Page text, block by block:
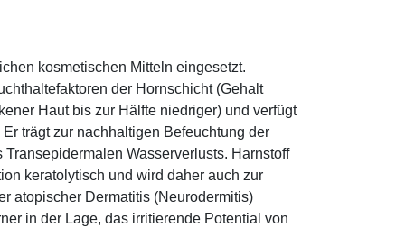
kosmetischen Mitteln eingesetzt.
der Hornschicht (Gehalt
Haut bis zur Hälfte niedriger) und verfügt
trägt zur nachhaltigen Befeuchtung der
Wasserverlusts. Harnstoff
keratolytisch und wird daher auch zur
atopischer Dermatitis (Neurodermitis)
in der Lage, das irritierende Potential von